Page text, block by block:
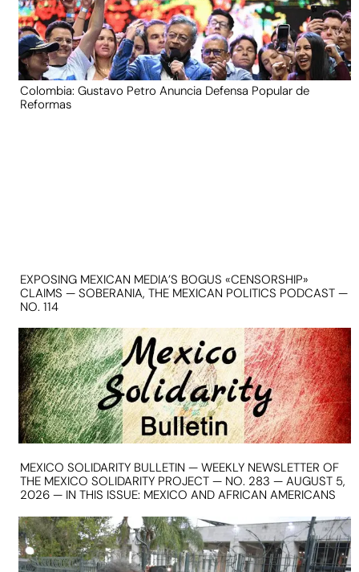
Colombia: Gustavo Petro Anuncia Defensa Popular de
Reformas
EXPOSING MEXICAN MEDIA’S BOGUS «CENSORSHIP»
CLAIMS — SOBERANIA, THE MEXICAN POLITICS PODCAST —
NO. 114
MEXICO SOLIDARITY BULLETIN — WEEKLY NEWSLETTER OF
THE MEXICO SOLIDARITY PROJECT — NO. 283 — AUGUST 5,
2026 — IN THIS ISSUE: MEXICO AND AFRICAN AMERICANS